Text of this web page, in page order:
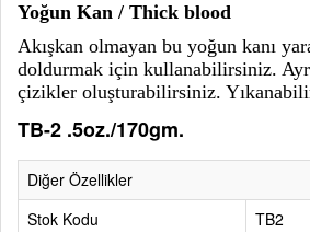
Yoğun Kan / Thick blood
Akışkan olmayan bu yoğun kanı
doldurmak için kullanabilirsiniz.
çizikler oluşturabilirsiniz.
TB-2 .5oz./170gm.
Diğer Özellikler
Stok Kodu
TB2